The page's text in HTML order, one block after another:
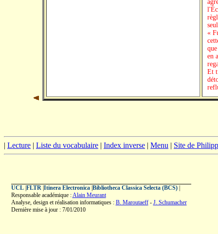
«
en
Et
| Lecture | Liste du vocabulaire | Index inverse | Menu | Site de
UCL| FLTR| Itinera Electronica| Bibliotheca Classica Selecta (BCS)|
Responsable académique :Alain Meurant
Analyse, design et réalisation informatiques : B. Maroutaeff- J. Schumacher
Dernière mise à jour : 7/01/2010